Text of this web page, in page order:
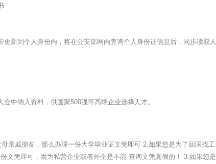
更新到个人身份内，将在公安部网内查询个人身份证信息后，同步读取人
会中纳入资料，供国家500强等高端企业选择人才。
亲戚朋友，那么办理一份大学毕业证文凭即可 2.如果您是为了回国找工
文凭即可，因为私营企业或者外企是不能 查询文凭真假的！ 3.如果您是